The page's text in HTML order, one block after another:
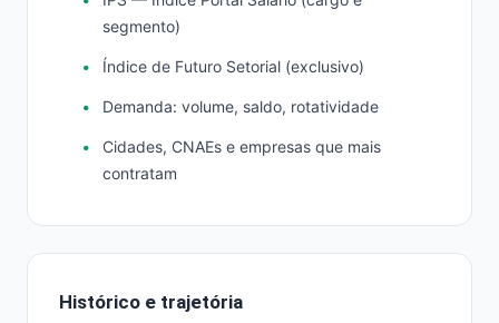
segmento)
Índice de Futuro Setorial (exclusivo)
Demanda: volume, saldo, rotatividade
Cidades, CNAEs e empresas que mais
contratam
Histórico e trajetória